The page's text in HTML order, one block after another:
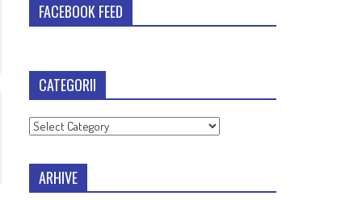
FACEBOOK FEED
CATEGORII
Categorii
ARHIVE